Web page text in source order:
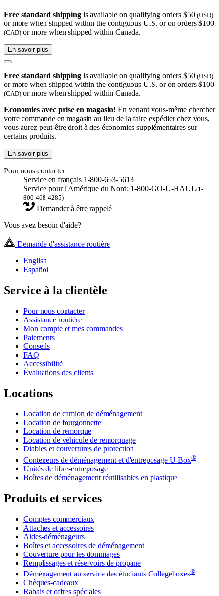
Free standard shipping is available on qualifying orders $50 (USD)
or more when shipped within the contiguous U.S. or on orders $100
(CAD) or more when shipped within Canada.
En savoir plus
Free standard shipping is available on qualifying orders $50 (USD)
or more when shipped within the contiguous U.S. or on orders $100
(CAD) or more when shipped within Canada.
Économies avec prise en magasin! En venant vous-même chercher
votre commande en magasin au lieu de la faire expédier chez vous,
vous aurez peut-être droit à des économies supplémentaires sur
certains produits.
En savoir plus
Pour nous contacter
Service en français 1-800-663-5613
Service pour l'Amérique du Nord: 1-800-GO-U-HAUL(1-
800-468-4285)
Demander à être rappelé
Vous avez besoin d'aide?
Demande d'assistance routière
English
Español
Service à la clientèle
Pour nous contacter
Assistance routière
Mon compte et mes commandes
Paiements
Conseils
FAQ
Accessibilité
Évaluations des clients
Locations
Location de camion de déménagement
Location de fourgonnette
Location de remorque
Location de véhicule de remorquage
Diables et couvertures de protection
Conteneurs de déménagement et d'entreposage U-Box®
Unités de libre-entreposage
Boîtes de déménagement réutilisables en plastique
Produits et services
Comptes commerciaux
Attaches et accessoires
Aides-déménageurs
Boîtes et accessoires de déménagement
Couverture pour les dommages
Remplissages et réservoirs de propane
Déménagement au service des étudiants Collegeboxes®
Chèques-cadeaux
Rabais et offres spéciales